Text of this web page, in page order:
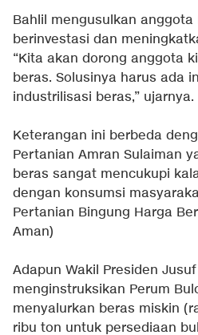
Bahlil mengusulkan
berinvestasi dan
“Kita akan dorong anggota
beras. Solusinya harus ada
industrilisasi beras,” ujarnya.
Keterangan ini berbeda
Pertanian Amran Sulaiman
beras sangat mencukupi
dengan konsumsi
Pertanian Bingung Harga
Aman)
Adapun Wakil Presiden
menginstruksikan Perum
menyalurkan beras miskin
ribu ton untuk persediaan